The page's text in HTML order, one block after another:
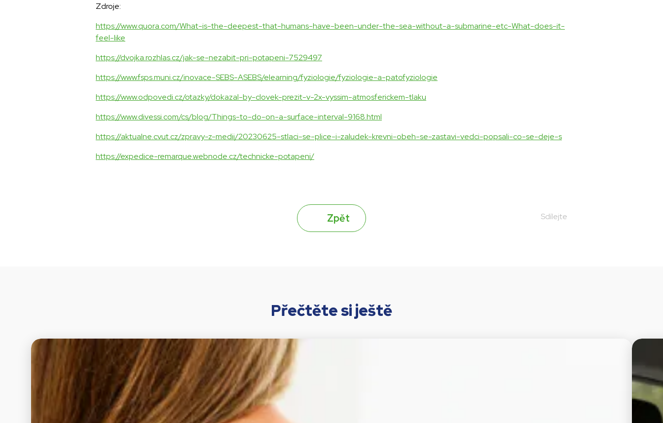
Zdroje:
https://www.quora.com/What-is-the-deepest-that-humans-have-been-under-the-sea-without-a-submarine-etc-What-does-it-
feel-like
https://dvojka.rozhlas.cz/jak-se-nezabit-pri-potapeni-7529497
https://www.fsps.muni.cz/inovace-SEBS-ASEBS/elearning/fyziologie/fyziologie-a-patofyziologie
https://www.odpovedi.cz/otazky/dokazal-by-clovek-prezit-v-2x-vyssim-atmosferickem-tlaku
https://www.divessi.com/cs/blog/Things-to-do-on-a-surface-interval-9168.html
https://aktualne.cvut.cz/zpravy-z-medii/20230625-stlaci-se-plice-i-zaludek-krevni-obeh-se-zastavi-vedci-popsali-co-se-deje-s
https://expedice-remarque.webnode.cz/technicke-potapeni/
Zpět Sdílejte
Přečtěte si ještě